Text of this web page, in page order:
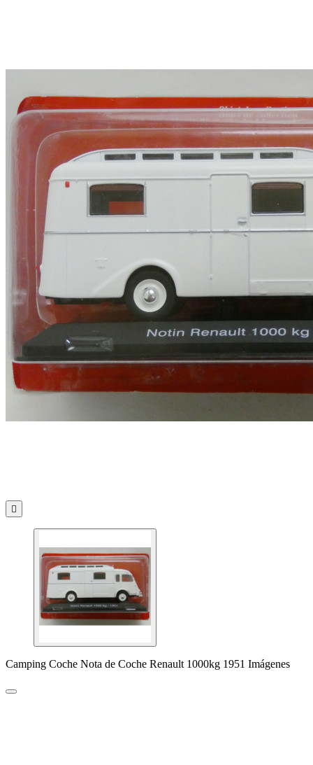

Camping Coche Nota de Coche Renault 1000kg 1951 Imágenes